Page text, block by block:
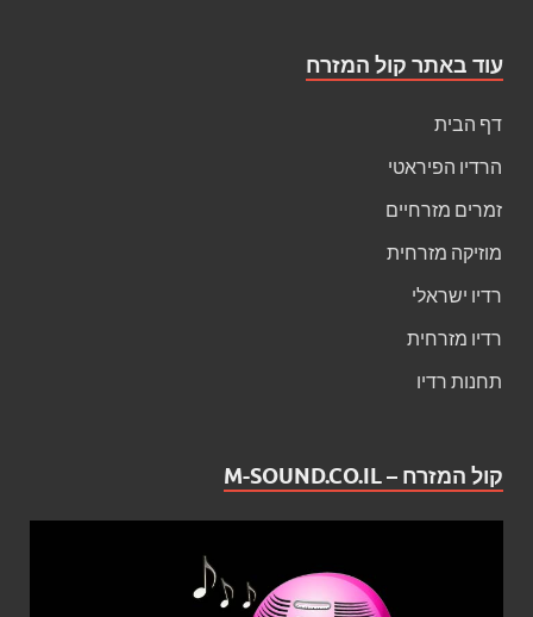
עוד באתר קול המזרח
דף הבית
הרדיו הפיראטי
זמרים מזרחיים
מוזיקה מזרחית
רדיו ישראלי
רדיו מזרחית
תחנות רדיו
קול המזרח – M-SOUND.CO.IL